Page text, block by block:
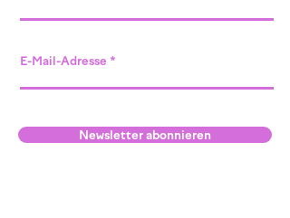
E-Mail-Adresse
Newsletter abonnieren